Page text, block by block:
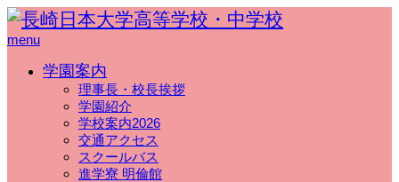
menu
学園案内
理事長・校長挨拶
学園紹介
学校案内2026
交通アクセス
スクールバス
進学寮 明倫館